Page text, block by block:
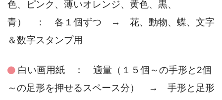
色、ピンク、薄いオレンジ、黄色、黒、
青） ： 各１個ずつ → 花、動物、蝶、文字
＆数字スタンプ用
白い画用紙 ： 適量（１５個～の手形と2個
～の足形を押せるスペース分） → 手形と足形